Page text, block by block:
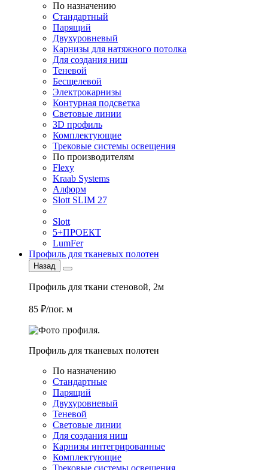
По назначению
Стандартный
Парящий
Двухуровневый
Карнизы для натяжного потолка
Для создания ниш
Теневой
Бесщелевой
Электрокарнизы
Контурная подсветка
Световые линии
3D профиль
Комплектующие
Трековые системы освещения
По производителям
Flexy
Kraab Systems
Алформ
Slott SLIM 27
Slott
5+ПРОЕКТ
LumFer
Профиль для тканевых полотен
Назад
Профиль для ткани стеновой, 2м
85 ₽/пог. м
Профиль для тканевых полотен
По назначению
Стандартные
Парящий
Двухуровневый
Теневой
Световые линии
Для создания ниш
Карнизы интегрированные
Комплектующие
Трековые системы освещения